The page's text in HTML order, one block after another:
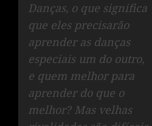
Danças, o que significa
que eles precisarão
aprender as danças
especiais um do outro,
e quem melhor para
aprender do que o
melhor? Mas velhas